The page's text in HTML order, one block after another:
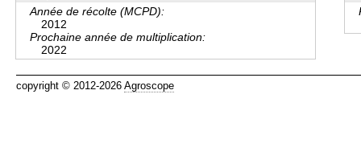
Année de récolte (MCPD):
2012
Prochaine année de multiplication:
2022
copyright © 2012-2026 Agroscope